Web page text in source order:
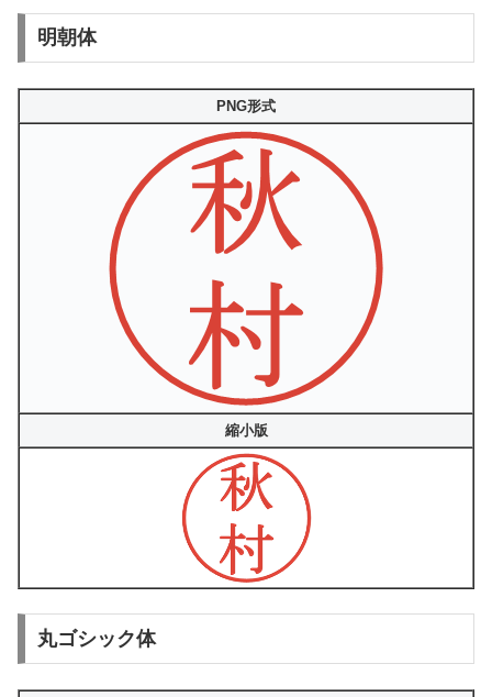
明朝体
PNG形式
縮小版
丸ゴシック体